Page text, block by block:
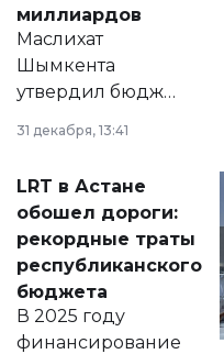
миллиардов
Маслихат
Шымкента
утвердил бюджет
города на 2026–
2028 годы.
документ
появился в базе
нормативных
правовых актов и
на сайте маслихат
города.
31 декабря, 13:41
LRT в Астане
обошел дороги:
рекордные траты
республиканского
бюджета
В 2025 году
финансирование